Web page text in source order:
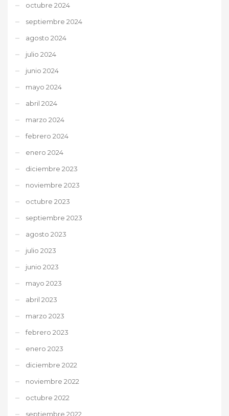
octubre 2024
septiembre 2024
agosto 2024
julio 2024
junio 2024
mayo 2024
abril 2024
marzo 2024
febrero 2024
enero 2024
diciembre 2023
noviembre 2023
octubre 2023
septiembre 2023
agosto 2023
julio 2023
junio 2023
mayo 2023
abril 2023
marzo 2023
febrero 2023
enero 2023
diciembre 2022
noviembre 2022
octubre 2022
septiembre 2022